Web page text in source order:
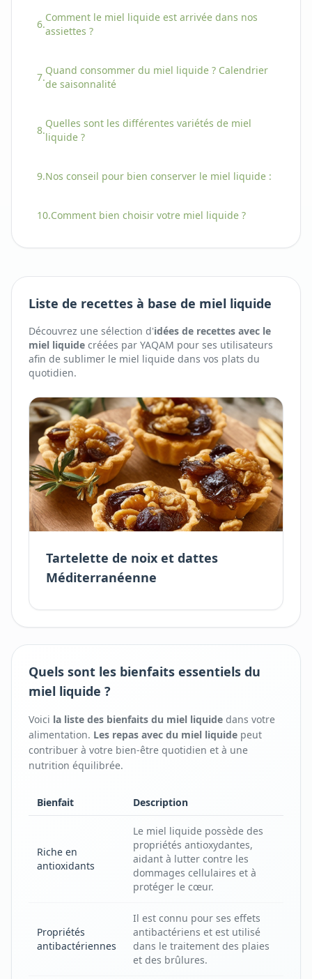
6.
Comment le miel liquide est arrivée dans nos
assiettes ?
7.
Quand consommer du miel liquide ? Calendrier
de saisonnalité
8.
Quelles sont les différentes variétés de miel
liquide ?
9.Nos conseil pour bien conserver le miel liquide :
10.Comment bien choisir votre miel liquide ?
Liste de recettes à base de miel liquide
Découvrez une sélection d'idées de recettes avec le
miel liquide créées par YAQAM pour ses utilisateurs
afin de sublimer le miel liquide dans vos plats du
quotidien.
Tartelette de noix et dattes
Méditerranéenne
Quels sont les bienfaits essentiels du
miel liquide ?
Voici la liste des bienfaits du miel liquide dans votre
alimentation. Les repas avec du miel liquide peut
contribuer à votre bien-être quotidien et à une
nutrition équilibrée.
Bienfait Description
Riche en
antioxidants
Le miel liquide possède des
propriétés antioxydantes,
aidant à lutter contre les
dommages cellulaires et à
protéger le cœur.
Propriétés
antibactériennes
Il est connu pour ses effets
antibactériens et est utilisé
dans le traitement des plaies
et des brûlures.